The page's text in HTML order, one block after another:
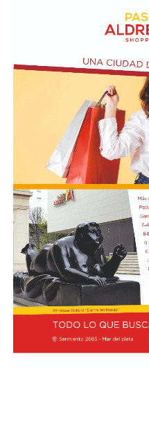
anterior, cifra que
porcentuales en
mes de junio. Esta
tradujo de forma directa
valoraciones pesimistas,
proporción de comercios
operativo como
44,5% en el transcurso
En cuanto a las
los relevados prevé que
experimentará cambios
42,4% estima un
representa un avance de
visión optimista respecto
el 11,3% restante aguarda
desempeño de su negocio.
las decisiones de
juzgó que la coyuntura
concretar nuevas
14% la consideró
una posición al respecto.